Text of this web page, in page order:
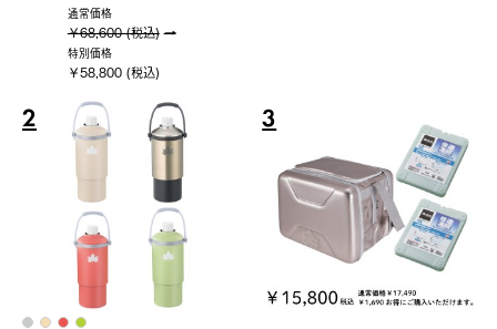
通常価格
￥68,600 (税込)
特別価格
￥58,800 (税込)
2 3